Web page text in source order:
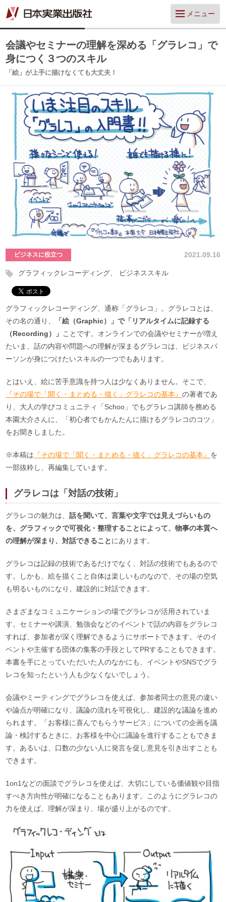
メニュー
会議やセミナーの理解を深める「グラレコ」で
身につく３つのスキル
「絵」が上手に描けなくても大丈夫！
2021.09.16
ビジネスに役立つ
グラフィックレコーディング ビジネススキル
グラフィックレコーディング、通称「グラレコ」。グラレコとは、
その名の通り、
「絵（Graphic）」で「リアルタイムに記録する
（Recording）」 ことです。オンラインでの会議やセミナーが増え
たいま、話の内容や問題への理解が深まるグラレコは、ビジネスパ
ーソンが身につけたいスキルの一つでもあります。
とはいえ、絵に苦手意識を持つ人は少なくありません。そこで、
『その場で「聞く・まとめる・描く」グラレコの基本』の著者であ
り、大人の学びコミュニティ「Schoo」でもグラレコ講師を務める
本園大介さんに、「初心者でもかんたんに描けるグラレコのコツ」
をお聞きしました。
※本稿は 『その場で「聞く・まとめる・描く」グラレコの基本』 を
一部抜粋し、再編集しています。
グラレコは「対話の技術」
グラレコの魅力は、話を聞いて、言葉や文字では見えづらいもの
を、グラフィックで可視化・整理することによって、物事の本質へ
の理解が深まり、対話できることにあります。
グラレコは記録の技術であるだけでなく、対話の技術でもあるので
す。しかも、絵を描くこと自体は楽しいものなので、その場の空気
も明るいものになり、建設的に対話できます。
さまざまなコミュニケーションの場でグラレコが活用されていま
す。セミナーや講演、勉強会などのイベントで話の内容をグラレコ
すれば、参加者が深く理解できるようにサポートできます。そのイ
ベントや主催する団体の集客の手段としてPRすることもできます。
本書を手にとっていただいた人のなかにも、イベントやSNSでグラ
レコを知ったという人も少なくないでしょう。
会議やミーティングでグラレコを使えば、参加者同士の意見の違い
や論点が明確になり、議論の流れを可視化し、建設的な議論を進め
られます。「お客様に喜んでもらうサービス」についての企画を議
論・検討するときに、お客様を中心に議論を進行することもできま
す。あるいは、口数の少ない人に発言を促し意見を引き出すことも
できます。
1on1などの面談でグラレコを使えば、大切にしている価値観や目指
すべき方向性が明確になることもあります。このようにグラレコの
力を使えば、理解が深まり、場が盛り上がるのです。